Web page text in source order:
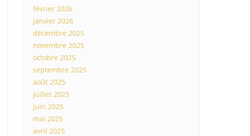
février 2026
janvier 2026
décembre 2025
novembre 2025
octobre 2025
septembre 2025
août 2025
juillet 2025
juin 2025
mai 2025
avril 2025